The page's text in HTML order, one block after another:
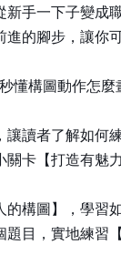
手一下子變成
的腳步，讓你
懂構圖動作怎
讀者了解如何
關卡【打造有魅
的構圖】，學習
題目，實地練習